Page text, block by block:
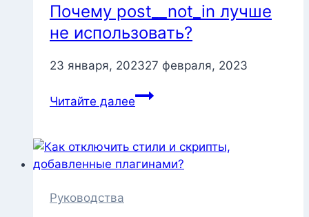
PHPUnit
Почему post__not_in лучше
не использовать?
23 января, 202327 февраля, 2023
Читайте далее
Почему
post__not_in
не использовать?
Руководства